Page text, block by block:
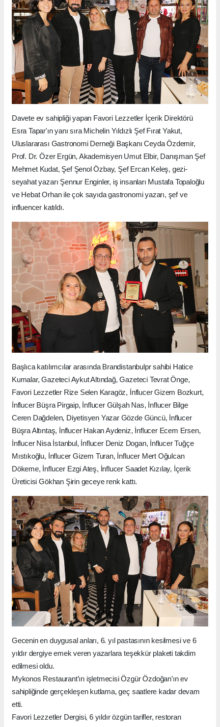
Davete ev sahipliği yapan Favori Lezzetler İçerik Direktörü
Esra Tapar'ın yanı sıra Michelin Yıldızlı Şef Fırat Yakut,
Uluslararası Gastronomi Derneği Başkanı Ceyda Özdemir,
Prof. Dr. Özer Ergün, Akademisyen Umut Elbir, Danışman Şef
Mehmet Kudat, Şef Şenol Özbay, Şef Ercan Keleş, gezi-
seyahat yazarı Şennur Enginler, iş insanları Mustafa Topaloğlu
ve Hebat Orhan ile çok sayıda gastronomi yazarı, şef ve
influencer katıldı.
Başlıca katılımcılar arasında Brandistanbulpr sahibi Hatice
Kumalar, Gazeteci Aykut Altındağ, Gazeteci Tevrat Önge,
Favori Lezzetler Rize Selen Karagöz, İnflucer Gizem Bozkurt,
İnflucer Büşra Pirgaip, İnflucer Gülşah Nas, İnflucer Bilge
Ceren Dağdelen, Diyetisyen Yazar Gözde Güncü, İnflucer
Büşra Altıntaş, İnflucer Hakan Aydeniz, İnflucer Ecem Ersen,
İnflucer Nisa İstanbul, İnflucer Deniz Dogan, İnflucer Tuğçe
Mıstıkoğlu, İnflucer Gizem Turan, İnflucer Mert Oğulcan
Dökeme, İnflucer Ezgi Ateş, İnflucer Saadet Kızılay, İçerik
Üreticisi Gökhan Şirin geceye renk kattı.
Gecenin en duygusal anları, 6. yıl pastasının kesilmesi ve 6
yıldır dergiye emek veren yazarlara teşekkür plaketi takdim
edilmesi oldu.
Mykonos Restaurant’ın işletmecisi Özgür Özdoğan’ın ev
sahipliğinde gerçekleşen kutlama, geç saatlere kadar devam
etti.
Favori Lezzetler Dergisi, 6 yıldır özgün tarifler, restoran